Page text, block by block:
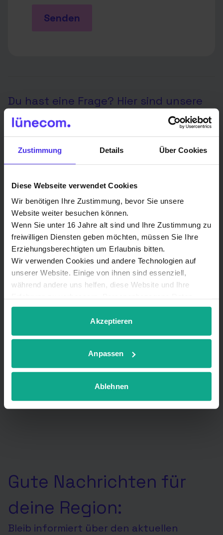
Zustimmung Details Über Cookies
Diese Webseite verwendet Cookies
Wir benötigen Ihre Zustimmung, bevor Sie unsere
Website weiter besuchen können.
Wenn Sie unter 16 Jahre alt sind und Ihre Zustimmung zu
freiwilligen Diensten geben möchten, müssen Sie Ihre
Erziehungsberechtigten um Erlaubnis bitten.
Wir verwenden Cookies und andere Technologien auf
unserer Website. Einige von ihnen sind essenziell,
während andere uns helfen, diese Website und Ihre
können verarbeitet werden (z. B. IP-Adressen), z. B. für
personalisierte Anzeigen und Inhalte oder Anzeigen- und
Inhaltsmessung. Weitere Informationen über die
Datenschutzerklärung. Sie können Ihre
Auswahl jederzeit unter Details widerrufen oder
Akzeptieren
Anpassen
Ablehnen
Senden
Du hast eine Frage? Hier sind unsere
Ansprechpartner in deiner Region:
Elektro Hogreve &
Krögerrecklenfort GmbH
Vertriebs- und Technikpartner
Björn Krögerrecklenfort
Schmiedestraße 2
38470 Parsau
Tel.:+49 5368 20797-0
+49 5368 20797-98
E-Mail:info@elektrohk.de
www.elektrohk.de
Gute Nachrichten für
deine Region:
Bleib informiert über den aktuellen